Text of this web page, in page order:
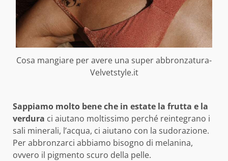
Cosa mangiare per avere una super abbronzatura-
Velvetstyle.it
Sappiamo molto bene che in estate la frutta e la
verdura ci aiutano moltissimo perché reintegrano i
sali minerali, l’acqua, ci aiutano con la sudorazione.
Per abbronzarci abbiamo bisogno di melanina,
ovvero il pigmento scuro della pelle.